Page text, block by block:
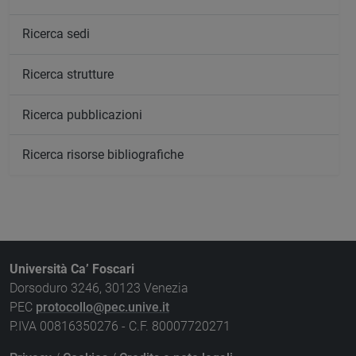
Ricerca sedi
Ricerca strutture
Ricerca pubblicazioni
Ricerca risorse bibliografiche
Università Ca’ Foscari
Dorsoduro 3246, 30123 Venezia
PEC protocollo@pec.unive.it
P.IVA 00816350276 - C.F. 80007720271